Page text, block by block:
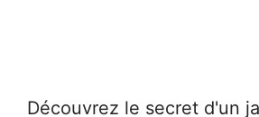
Découvrez le secret d'un